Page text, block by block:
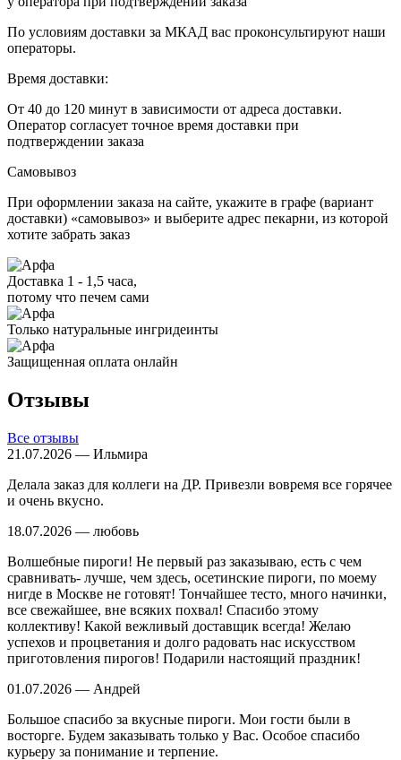
По условиям доставки за МКАД вас проконсультируют наши
операторы.
Время доставки:
От 40 до 120 минут в зависимости от адреса доставки.
Оператор согласует точное время доставки при
подтверждении заказа
Самовывоз
При оформлении заказа на сайте, укажите в графе (вариант
доставки) «самовывоз» и выберите адрес пекарни, из которой
хотите забрать заказ
Доставка 1 - 1,5 часа,
потому что печем сами
Только натуральные ингридеинты
Защищенная оплата онлайн
Отзывы
Все отзывы
21.07.2026 — Ильмира
Делала заказ для коллеги на ДР. Привезли вовремя все горячее
и очень вкусно.
18.07.2026 — любовь
Волшебные пироги! Не первый раз заказываю, есть с чем
сравнивать- лучше, чем здесь, осетинские пироги, по моему
нигде в Москве не готовят! Тончайшее тесто, много начинки,
все свежайшее, вне всяких похвал! Спасибо этому
коллективу! Какой вежливый доставщик всегда! Желаю
успехов и процветания и долго радовать нас искусством
приготовления пирогов! Подарили настоящий праздник!
01.07.2026 — Андрей
Большое спасибо за вкусные пироги. Мои гости были в
восторге. Будем заказывать только у Вас. Особое спасибо
курьеру за понимание и терпение.